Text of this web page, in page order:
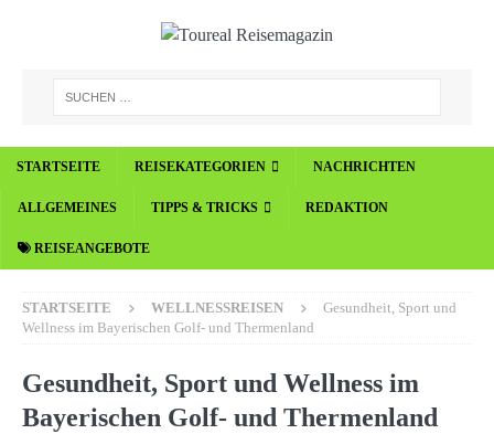
STARTSEITE REISEKATEGORIEN NACHRICHTEN
ALLGEMEINES TIPPS & TRICKS REDAKTION
REISEANGEBOTE
STARTSEITE WELLNESSREISEN
Gesundheit, Sport und
Wellness im Bayerischen Golf- und Thermenland
Gesundheit, Sport und Wellness im
Bayerischen Golf- und Thermenland